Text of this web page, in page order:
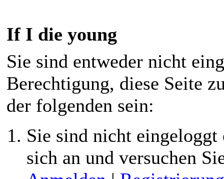
If I die young
Sie sind entweder nicht
Berechtigung, diese Seite
der folgenden sein:
Sie sind nicht
sich an und versuchen